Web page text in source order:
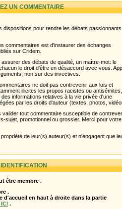
UN COMMENTAIRE
dispositions pour rendre les débats
commentaires est d'instaurer des échanges
sur Cridem.
des débats de qualité, un maître-mot: le
le droit d'être en désaccord avec vous.
non sur des invectives.
ne doit pas contrevenir aux lois et
illicites les propos racistes ou antisémites,
informations relatives à la vie privée d'une
par les droits d'auteur (textes, photos,
tout commentaire susceptible de
sujet, promotionnel ou grossier. Merci pour votre
de leur(s) auteur(s) et n'engagent que
IDENTIFICATION
être membre .
.
d'accueil en haut à droite dans la partie
.